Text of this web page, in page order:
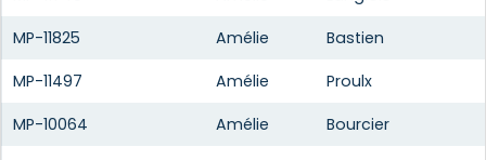
MP-11825
Amélie
Bastien
MP-11497
Amélie
Proulx
MP-10064
Amélie
Bourcier